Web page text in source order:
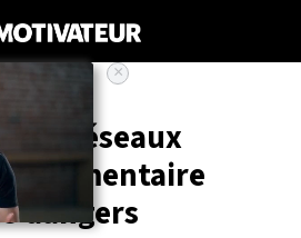
des réseaux
documentaire
dangers
×